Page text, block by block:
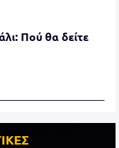
Πού θα δείτε